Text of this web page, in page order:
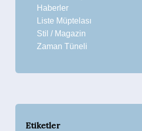
Haberler
Liste Müptelası
Stil / Magazin
Zaman Tüneli
Etiketler